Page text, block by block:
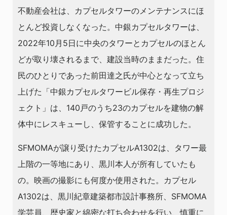
不動産会社は、カプセルタワーのメンテナンスにほ
とんど投資しなくなった。中銀カプセルタワーは、
2022年10月5日に中央のタワーとカプセルのほとん
どが取り壊されるまで、建設当時のままだった。住
民のひとりであった前田達之氏が中心となって立ち
上げた「中銀カプセルタワービル保存・再生プロジ
ェクト」は、140戸のうち23のカプセルを建物の解
体中にレスキューし、保管することに成功した。
SFMOMAが譲り受けたカプセルA1302は、タワー最
上階の一等地にあり、黒川本人が所有していたも
の。映画の撮影にも何度か使用された。カプセル
A1302は、黒川紀章建築都市設計事務所、SFMOMA
学芸員、歴史家と綿密な打ち合わせを行い、慎重に